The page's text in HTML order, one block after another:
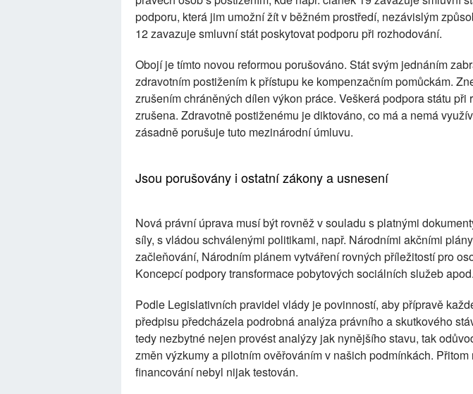
podporu, která jim umožní žít v běžném prostředí, nezávislým
12 zavazuje smluvní stát poskytovat podporu při rozhodování.
Obojí je tímto novou reformou porušováno. Stát svým jednáním
zdravotním postižením k přístupu ke kompenzačním pomůckám.
zrušením chráněných dílen výkon práce. Veškerá podpora státu při
zrušena. Zdravotně postiženému je diktováno, co má a nemá
zásadně porušuje tuto mezinárodní úmluvu.
Jsou porušovány i ostatní zákony a usnesení
Nová právní úprava musí být rovněž v souladu s platnými
síly, s vládou schválenými politikami, např. Národními akčními
začleňování, Národním plánem vytváření rovných příležitostí pro
Koncepcí podpory transformace pobytových sociálních služeb apod.
Podle Legislativních pravidel vlády je povinností, aby přípravě
předpisu předcházela podrobná analýza právního a skutkového
tedy nezbytné nejen provést analýzy jak nynějšího stavu, tak
změn výzkumy a pilotním ověřováním v našich podmínkách.
financování nebyl nijak testován.